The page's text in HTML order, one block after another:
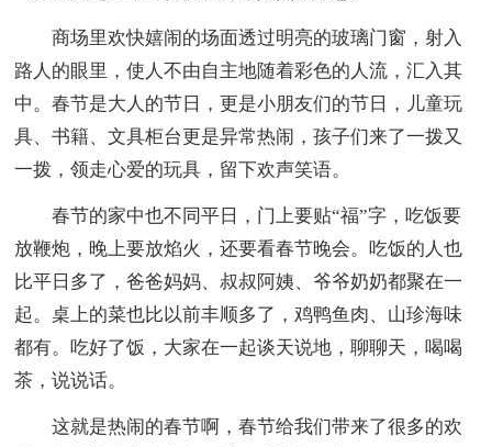
商场里欢快嬉闹的场面透过明亮的玻璃门窗，射入
路人的眼里，使人不由自主地随着彩色的人流，汇入其
中。春节是大人的节日，更是小朋友们的节日，儿童玩
具、书籍、文具柜台更是异常热闹，孩子们来了一拨又
一拨，领走心爱的玩具，留下欢声笑语。
春节的家中也不同平日，门上要贴“福”字，吃饭要
放鞭炮，晚上要放焰火，还要看春节晚会。吃饭的人也
比平日多了，爸爸妈妈、叔叔阿姨、爷爷奶奶都聚在一
起。桌上的菜也比以前丰顺多了，鸡鸭鱼肉、山珍海味
都有。吃好了饭，大家在一起谈天说地，聊聊天，喝喝
茶，说说话。
这就是热闹的春节啊，春节给我们带来了很多的欢